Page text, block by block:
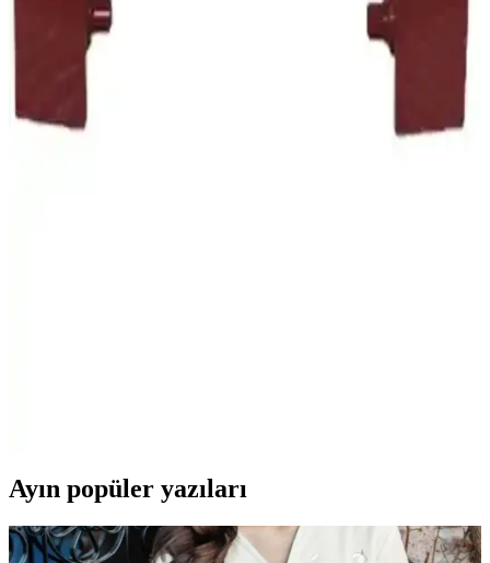
Bu karşılaştırma, Arnica ET14300 Tesla Premium Rose ile Philips
PowerPro Compact FC9323/07 tozsuz torbasız elektrikli
sistemi ve ergonomi açısından tarafsız olarak analiz eder; kullanıcı
geri bildirimlerini de öne çıkarır.
Ayın popüler yazıları